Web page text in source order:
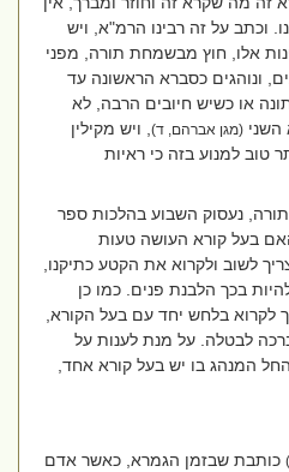
וכתב על זה רבינו הרמ"א, ויש
אלו, חוץ מבשמחת תורה, מפני
ונוהגים כסברא הראשונה עד
או כשיש חיובים הרבה, לא
(מגן אברהם, ד) , ויש מקילין
למנוע בזהכי ראיות
נעסוק השבוע בהלכות ספר
בעל קורא העושה טעות
לשוב ולקרוא את הקטע כתיקנו,
בכך הלבנת פנים. כמו כן
בלחש יחד עם בעל הקורא,
לבטלה. על מנת לענות על
המנהג בו יש בעל קורא אחד,
שבזמן הגמרא, כאשר אדם